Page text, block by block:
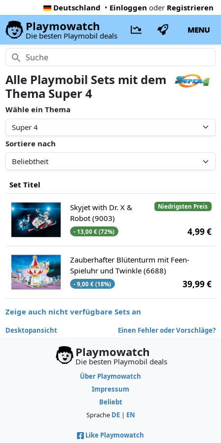
Deutschland • Einloggen oder Registrieren
Playmowatch
Die besten Playmobil deals
MENU
Alle Playmobil Sets mit dem
Thema Super 4
Wähle ein Thema
Sortiere nach
Set Titel
Niedrigsten Preis
Skyjet with Dr. X &
Robot (9003)
- 13,00 € (72%) 4,99 €
Zauberhafter Blütenturm mit Feen-
Spieluhr und Twinkle (6688)
- 9,00 € (18%) 39,99 €
Zeige auch nicht verfügbare Sets an
Desktopansicht Einen Fehler oder Vorschläge?
Playmowatch
Die besten Playmobil deals
Über Playmowatch
Impressum
Beliebt
Sprache DE| EN
Like Playmowatch